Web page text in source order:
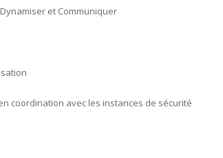
et Communiquer
coordination avec les instances de sécurité